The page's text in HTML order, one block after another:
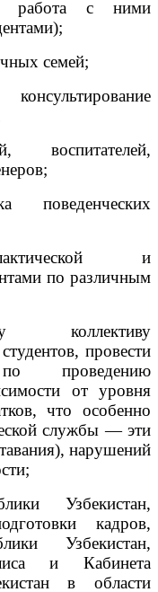
работа с ними
семей;
воспитателей,
поведенческих
и
по различным
коллективу
провести
проведению
от уровня
что особенно
службы — эти
нарушений
Узбекистан,
кадров,
Узбекистан,
и Кабинета
в области